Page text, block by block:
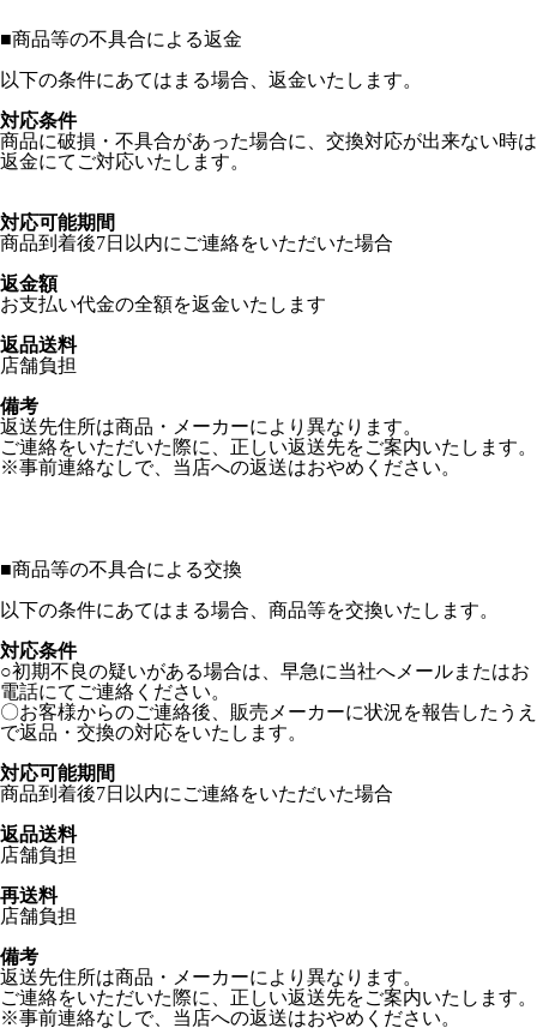
■商品等の不具合による返金
以下の条件にあてはまる場合、返金いたします。
対応条件
商品に破損・不具合があった場合に、交換対応が出来ない時は
返金にてご対応いたします。
対応可能期間
商品到着後7日以内にご連絡をいただいた場合
返金額
お支払い代金の全額を返金いたします
返品送料
店舗負担
備考
返送先住所は商品・メーカーにより異なります。
ご連絡をいただいた際に、正しい返送先をご案内いたします。
※事前連絡なしで、当店への返送はおやめください。
■商品等の不具合による交換
以下の条件にあてはまる場合、商品等を交換いたします。
対応条件
○初期不良の疑いがある場合は、早急に当社へメールまたはお
電話にてご連絡ください。
〇お客様からのご連絡後、販売メーカーに状況を報告したうえ
で返品・交換の対応をいたします。
対応可能期間
商品到着後7日以内にご連絡をいただいた場合
返品送料
店舗負担
再送料
店舗負担
備考
返送先住所は商品・メーカーにより異なります。
ご連絡をいただいた際に、正しい返送先をご案内いたします。
※事前連絡なしで、当店への返送はおやめください。